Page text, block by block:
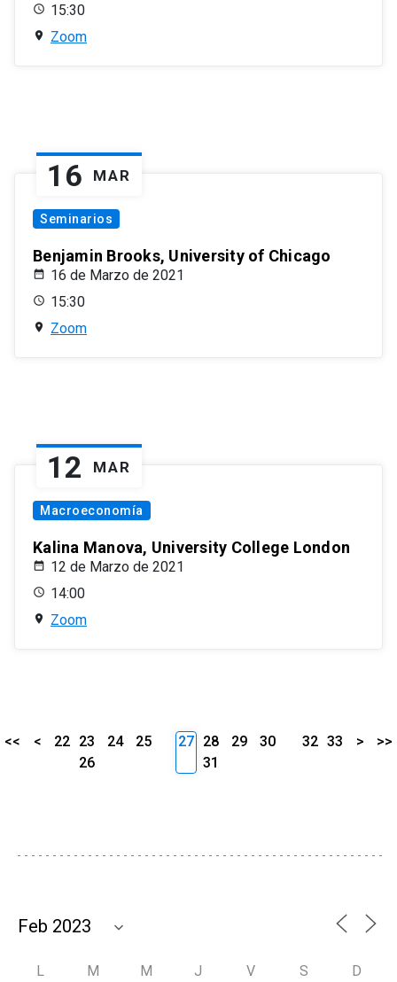
15:30
Zoom
16 MAR
Seminarios
Benjamin Brooks, University of Chicago
16 de Marzo de 2021
15:30
Zoom
12 MAR
Macroeconomía
Kalina Manova, University College London
12 de Marzo de 2021
14:00
Zoom
<< < 22 23 24
25
26
27 28 29
30
31
32 33 > >>
L M M J V S D